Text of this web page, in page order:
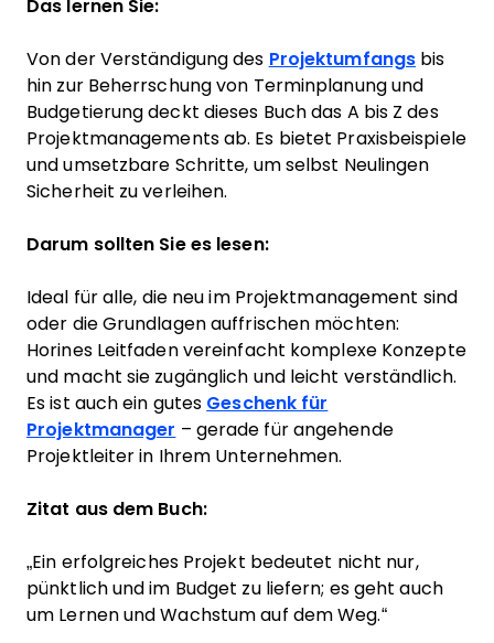
Das lernen Sie:
Von der Verständigung des Projektumfangs bis
hin zur Beherrschung von Terminplanung und
Budgetierung deckt dieses Buch das A bis Z des
Projektmanagements ab. Es bietet Praxisbeispiele
und umsetzbare Schritte, um selbst Neulingen
Sicherheit zu verleihen.
Darum sollten Sie es lesen:
Ideal für alle, die neu im Projektmanagement sind
oder die Grundlagen auffrischen möchten:
Horines Leitfaden vereinfacht komplexe Konzepte
und macht sie zugänglich und leicht verständlich.
Es ist auch ein gutes Geschenk für
Projektmanager – gerade für angehende
Projektleiter in Ihrem Unternehmen.
Zitat aus dem Buch:
„Ein erfolgreiches Projekt bedeutet nicht nur,
pünktlich und im Budget zu liefern; es geht auch
um Lernen und Wachstum auf dem Weg.“